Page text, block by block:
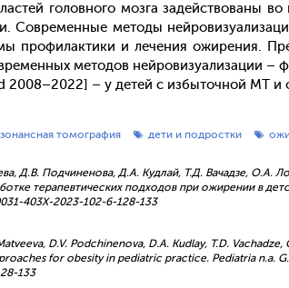
го­лов­но­го моз­га за­дей­ство­ваны
Сов­ре­мен­ные ме­тоды
про­филак­ти­ки и ле­чения ожи­рения.
ме­тодов ней­ро­визу­али­зации –
2008–2022] – у де­тей с из­бы­точ­ной МТ и
томография дети и подростки
Д.В. Подчиненова, Д.А. Кудлай, Т.Д. Вачадзе, О.А.
терапевтических подходов при ожирении в
403X-2023-102-6-128-133
D.V. Podchinenova, D.A. Kudlay, T.D.
for obesity in pediatric practice. Pediatria n.a.
133